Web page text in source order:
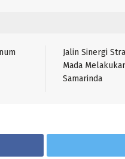
Jalin Sinergi
Mada
Samarinda